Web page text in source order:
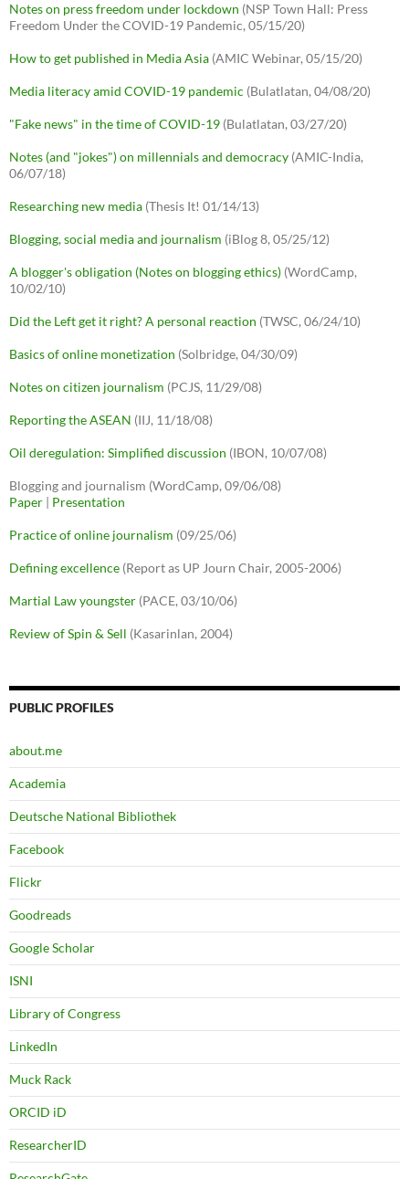
Notes on press freedom under lockdown (NSP Town Hall: Press
Freedom Under the COVID-19 Pandemic, 05/15/20)
How to get published in Media Asia (AMIC Webinar, 05/15/20)
Media literacy amid COVID-19 pandemic (Bulatlatan, 04/08/20)
"Fake news" in the time of COVID-19 (Bulatlatan, 03/27/20)
Notes (and "jokes") on millennials and democracy (AMIC-India,
06/07/18)
Researching new media (Thesis It! 01/14/13)
Blogging, social media and journalism (iBlog 8, 05/25/12)
A blogger's obligation (Notes on blogging ethics) (WordCamp,
10/02/10)
Did the Left get it right? A personal reaction (TWSC, 06/24/10)
Basics of online monetization (Solbridge, 04/30/09)
Notes on citizen journalism (PCJS, 11/29/08)
Reporting the ASEAN (IIJ, 11/18/08)
Oil deregulation: Simplified discussion (IBON, 10/07/08)
Blogging and journalism (WordCamp, 09/06/08)
Paper | Presentation
Practice of online journalism (09/25/06)
Defining excellence (Report as UP Journ Chair, 2005-2006)
Martial Law youngster (PACE, 03/10/06)
Review of Spin & Sell (Kasarinlan, 2004)
PUBLIC PROFILES
about.me
Academia
Deutsche National Bibliothek
Facebook
Flickr
Goodreads
Google Scholar
ISNI
Library of Congress
LinkedIn
Muck Rack
ORCID iD
ResearcherID